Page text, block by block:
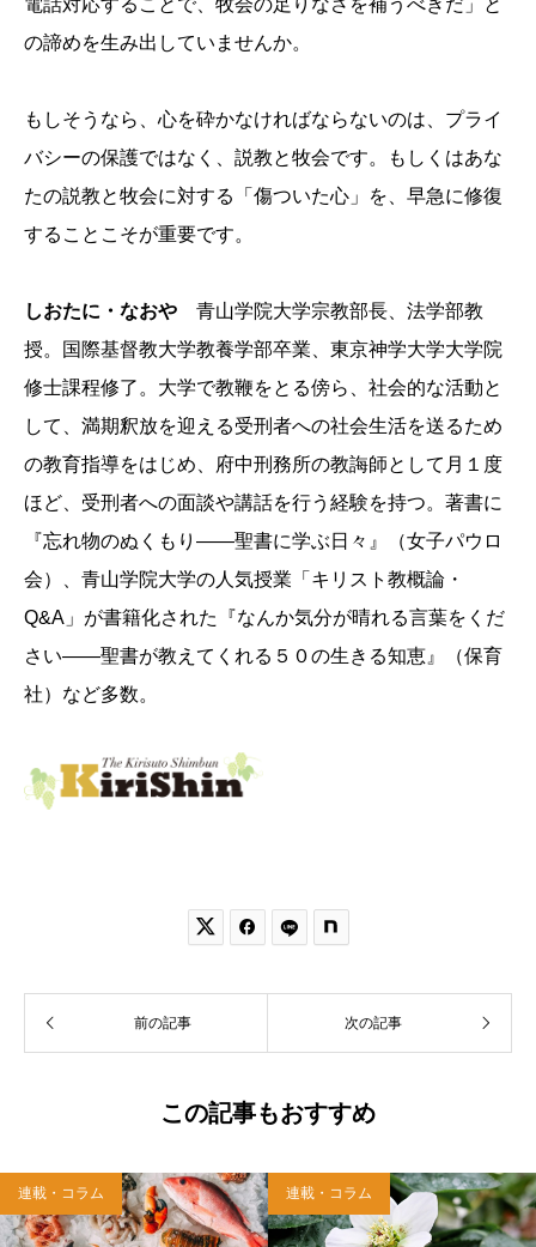
の諦めを生み出していませんか。
もしそうなら、心を砕かなければならないのは、プライ
バシーの保護ではなく、説教と牧会です。もしくはあな
たの説教と牧会に対する「傷ついた心」を、早急に修復
することこそが重要です。
しおたに・なおや 青山学院大学宗教部長、法学部教
授。国際基督教大学教養学部卒業、東京神学大学大学院
修士課程修了。大学で教鞭をとる傍ら、社会的な活動と
して、満期釈放を迎える受刑者への社会生活を送るため
の教育指導をはじめ、府中刑務所の教誨師として月１度
ほど、受刑者への面談や講話を行う経験を持つ。著書に
『忘れ物のぬくもり――聖書に学ぶ日々』（女子パウロ
会）、青山学院大学の人気授業「キリスト教概論・
Q&A」が書籍化された『なんか気分が晴れる言葉をくだ
さい――聖書が教えてくれる５０の生きる知恵』（保育
社）など多数。
 
前の記事 次の記事
この記事もおすすめ
連載・コラム 連載・コラム